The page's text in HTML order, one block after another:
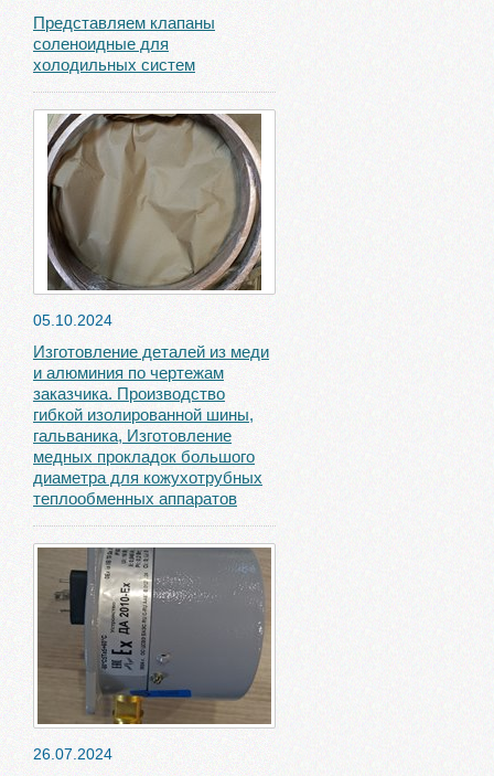
Представляем клапаны
соленоидные для
холодильных систем
05.10.2024
Изготовление деталей из меди
и алюминия по чертежам
заказчика. Производство
гибкой изолированной шины,
гальваника, Изготовление
медных прокладок большого
диаметра для кожухотрубных
теплообменных аппаратов
26.07.2024